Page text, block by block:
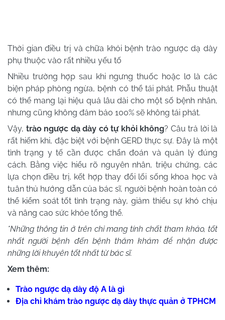
Thời gian điều trị và chữa khỏi bệnh trào ngược dạ dày
phụ thuộc vào rất nhiều yếu tố
Nhiều trường hợp sau khi ngưng thuốc hoặc lơ là các
biện pháp phòng ngừa, bệnh có thể tái phát. Phẫu thuật
có thể mang lại hiệu quả lâu dài cho một số bệnh nhân,
nhưng cũng không đảm bảo 100% sẽ không tái phát.
Vậy, trào ngược dạ dày có tự khỏi không? Câu trả lời là
rất hiếm khi, đặc biệt với bệnh GERD thực sự. Đây là một
tình trạng y tế cần được chẩn đoán và quản lý đúng
cách. Bằng việc hiểu rõ nguyên nhân, triệu chứng, các
lựa chọn điều trị, kết hợp thay đổi lối sống khoa học và
tuân thủ hướng dẫn của bác sĩ, người bệnh hoàn toàn có
thể kiểm soát tốt tình trạng này, giảm thiểu sự khó chịu
và nâng cao sức khỏe tổng thể.
*Những thông tin ở trên chỉ mang tính chất tham khảo, tốt
nhất người bệnh đến bệnh thăm khám để nhận được
những lời khuyên tốt nhất từ bác sĩ.
Xem thêm:
Trào ngược dạ dày độ A là gì
Địa chỉ khám trào ngược dạ dày thực quản ở TPHCM